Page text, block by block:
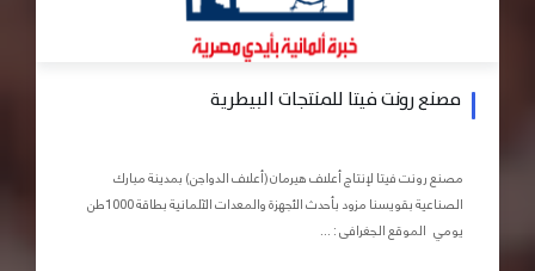
مصنع رونت فيتا للمنتجات البيطرية
مصنع رونت فيتا لإنتاج أعلاف هيرمان (أعلاف الدواجن) بمدينة مبارك
الصناعية بقويسنا مزود بأحدث الأجهزة والمعدات الآلمانية بطاقة 1000طن
يومي الموقع الجغرافى : ...